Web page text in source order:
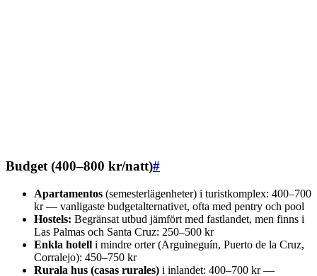
Budget (400–800 kr/natt)#
Apartamentos (semesterlägenheter) i turistkomplex: 400–700
kr — vanligaste budgetalternativet, ofta med pentry och pool
Hostels: Begränsat utbud jämfört med fastlandet, men finns i
Las Palmas och Santa Cruz: 250–500 kr
Enkla hotell i mindre orter (Arguineguín, Puerto de la Cruz,
Corralejo): 450–750 kr
Rurala hus (casas rurales) i inlandet: 400–700 kr —